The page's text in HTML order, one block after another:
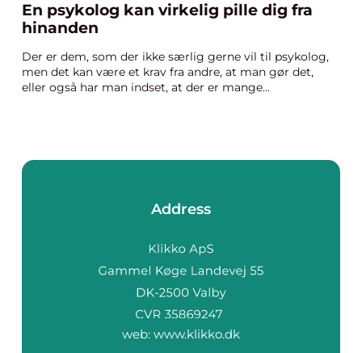
En psykolog kan virkelig pille dig fra
hinanden
Der er dem, som der ikke særlig gerne vil til psykolog,
men det kan være et krav fra andre, at man gør det,
eller også har man indset, at der er mange...
Address
web: www.klikko.dk